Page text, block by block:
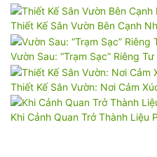
Thiết Kế Sân Vườn Bên Cạnh
Vườn Sau: “Trạm Sạc” Riêng
Thiết Kế Sân Vườn: Nơi Cảm
Khi Cảnh Quan Trở Thành Liệu